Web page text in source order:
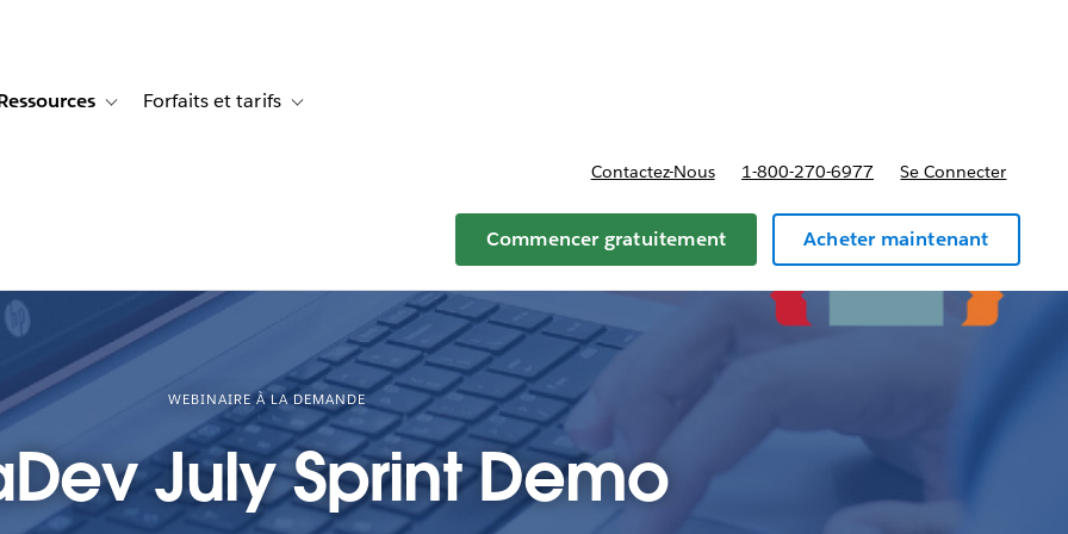
Témoignages clients
sub-navigation for SolutionsToggle sub-navigation for Ressources
Forfaits et tarifs Toggle sub-navigation for Forfaits et tarifs
Contactez-Nous 1-800-270-6977 Se Connecter
Commencer gratuitement Acheter maintenant
WEBINAIRE À LA DEMANDE
July Sprint Demo